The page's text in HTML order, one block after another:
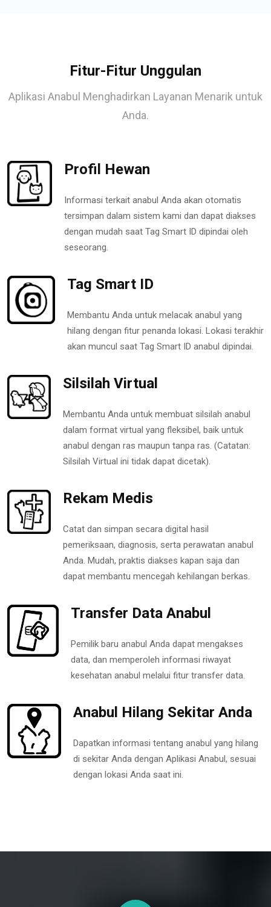
Fitur-Fitur Unggulan
Aplikasi Anabul Menghadirkan Layanan Menarik untuk
Anda.
Profil Hewan
Informasi terkait anabul Anda akan otomatis
tersimpan dalam sistem kami dan dapat diakses
dengan mudah saat Tag Smart ID dipindai oleh
seseorang.
Tag Smart ID
Membantu Anda untuk melacak anabul yang
hilang dengan fitur penanda lokasi. Lokasi terakhir
akan muncul saat Tag Smart ID anabul dipindai.
Silsilah Virtual
Membantu Anda untuk membuat silsilah anabul
dalam format virtual yang fleksibel, baik untuk
anabul dengan ras maupun tanpa ras. (Catatan:
Silsilah Virtual ini tidak dapat dicetak).
Rekam Medis
Catat dan simpan secara digital hasil
pemeriksaan, diagnosis, serta perawatan anabul
Anda. Mudah, praktis diakses kapan saja dan
dapat membantu mencegah kehilangan berkas.
Transfer Data Anabul
Pemilik baru anabul Anda dapat mengakses
data, dan memperoleh informasi riwayat
kesehatan anabul melalui fitur transfer data.
Anabul Hilang Sekitar Anda
Dapatkan informasi tentang anabul yang hilang
di sekitar Anda dengan Aplikasi Anabul, sesuai
dengan lokasi Anda saat ini.